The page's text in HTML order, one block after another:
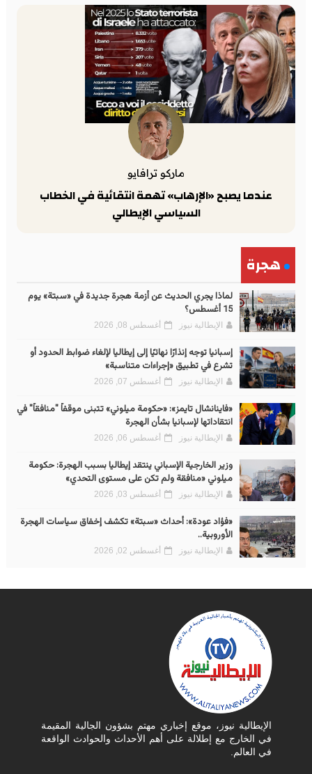
ماركو ترافايو
عندما يصبح «الإرهاب» تهمة انتقائية في الخطاب
السياسي الإيطالي
هجرة
لماذا يجري الحديث عن أزمة هجرة جديدة في «سبتة» يوم
15 أغسطس؟
الإيطالية نيوز أغسطس 08, 2026
إسبانيا توجه إنذارًا نهائيًا إلى إيطاليا لإلغاء ضوابط الحدود أو
تشرع في تطبيق «إجراءات متناسبة»
الإيطالية نيوز أغسطس 07, 2026
«فاينانشال تايمز»: «حكومة ميلوني» تتبنى موقفاً "منافقاً" في
انتقاداتها لإسبانيا بشأن الهجرة
الإيطالية نيوز أغسطس 06, 2026
وزير الخارجية الإسباني ينتقد إيطاليا بسبب الهجرة: حكومة
ميلوني «منافقة ولم تكن على مستوى التحدي»
الإيطالية نيوز أغسطس 03, 2026
«فؤاد عودة»: أحداث «سبتة» تكشف إخفاق سياسات الهجرة
الأوروبية..
الإيطالية نيوز أغسطس 02, 2026
الإيطالية نيوز، موقع إخباري مهتم بشؤون الجالية المقيمة
في الخارج مع إطلالة على أهم الأحداث والحوادث الواقعة
في العالم.